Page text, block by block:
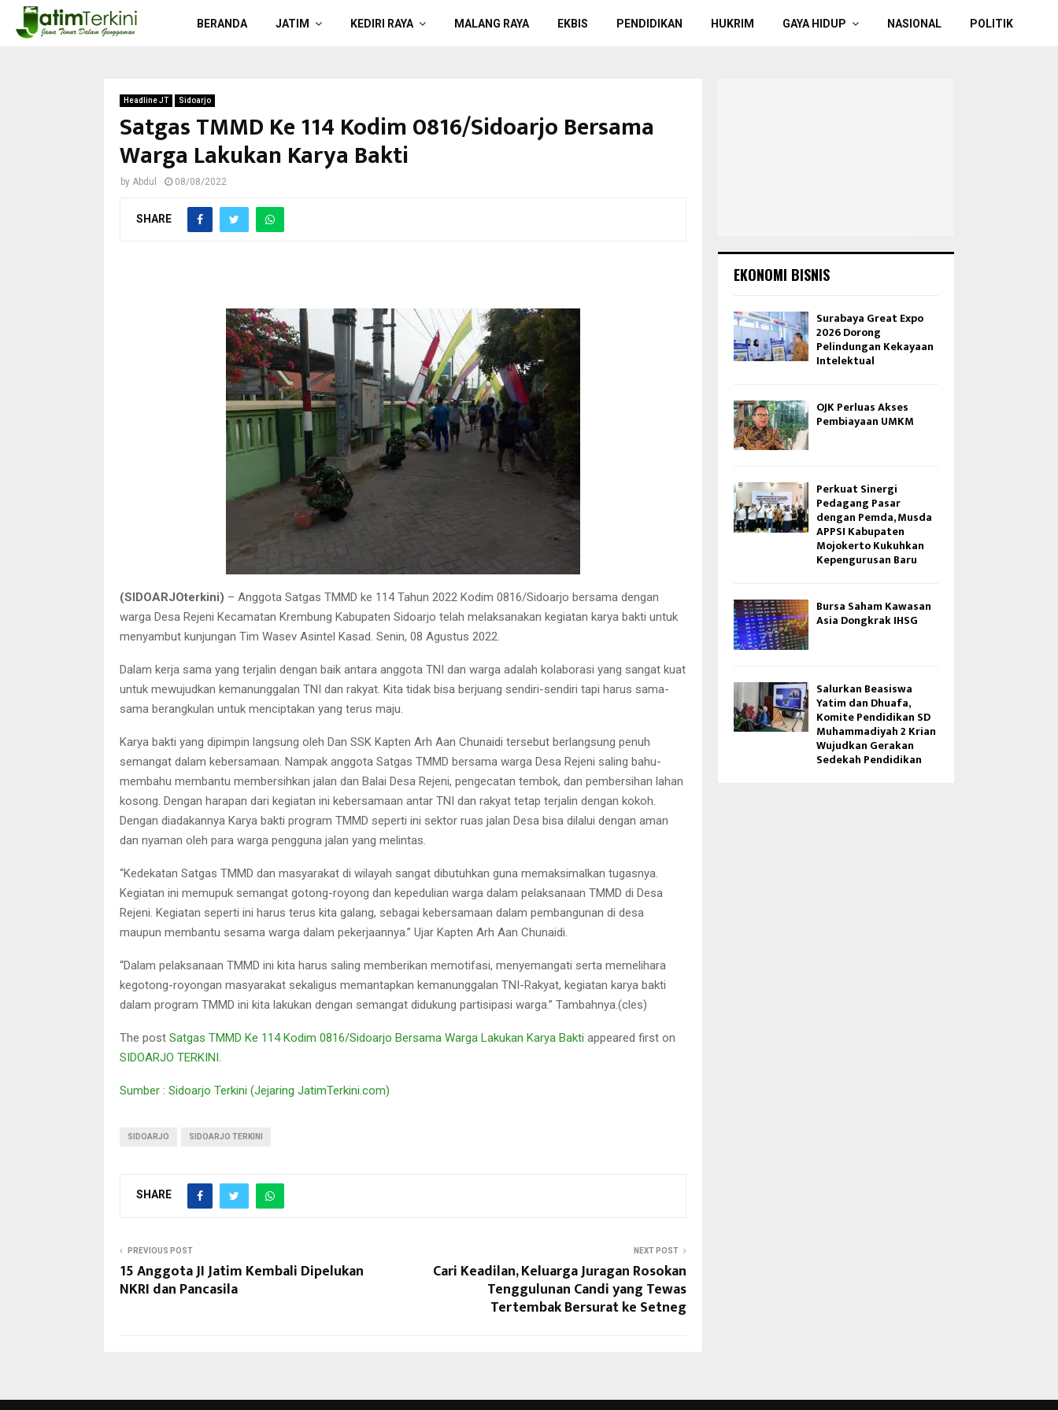
BERANDA JATIM KEDIRI RAYA MALANG RAYA EKBIS PENDIDIKAN HUKRIM GAYA HIDUP NASIONAL POLITIK
Headline JT Sidoarjo
Satgas TMMD Ke 114 Kodim 0816/Sidoarjo Bersama
Warga Lakukan Karya Bakti
by Abdul 08/08/2022
SHARE
(SIDOARJOterkini) – Anggota Satgas TMMD ke 114 Tahun 2022 Kodim 0816/Sidoarjo bersama dengan
warga Desa Rejeni Kecamatan Krembung Kabupaten Sidoarjo telah melaksanakan kegiatan karya bakti untuk
menyambut kunjungan Tim Wasev Asintel Kasad. Senin, 08 Agustus 2022.
Dalam kerja sama yang terjalin dengan baik antara anggota TNI dan warga adalah kolaborasi yang sangat kuat
untuk mewujudkan kemanunggalan TNI dan rakyat. Kita tidak bisa berjuang sendiri-sendiri tapi harus sama-
sama berangkulan untuk menciptakan yang terus maju.
Karya bakti yang dipimpin langsung oleh Dan SSK Kapten Arh Aan Chunaidi tersebut berlangsung penuh
semangat dalam kebersamaan. Nampak anggota Satgas TMMD bersama warga Desa Rejeni saling bahu-
membahu membantu membersihkan jalan dan Balai Desa Rejeni, pengecatan tembok, dan pembersihan lahan
kosong. Dengan harapan dari kegiatan ini kebersamaan antar TNI dan rakyat tetap terjalin dengan kokoh.
Dengan diadakannya Karya bakti program TMMD seperti ini sektor ruas jalan Desa bisa dilalui dengan aman
dan nyaman oleh para warga pengguna jalan yang melintas.
“Kedekatan Satgas TMMD dan masyarakat di wilayah sangat dibutuhkan guna memaksimalkan tugasnya.
Kegiatan ini memupuk semangat gotong-royong dan kepedulian warga dalam pelaksanaan TMMD di Desa
Rejeni. Kegiatan seperti ini harus terus kita galang, sebagai kebersamaan dalam pembangunan di desa
maupun membantu sesama warga dalam pekerjaannya.” Ujar Kapten Arh Aan Chunaidi.
“Dalam pelaksanaan TMMD ini kita harus saling memberikan memotifasi, menyemangati serta memelihara
kegotong-royongan masyarakat sekaligus memantapkan kemanunggalan TNI-Rakyat, kegiatan karya bakti
dalam program TMMD ini kita lakukan dengan semangat didukung partisipasi warga.” Tambahnya.(cles)
The post Satgas TMMD Ke 114 Kodim 0816/Sidoarjo Bersama Warga Lakukan Karya Bakti appeared first on
SIDOARJO TERKINI
Sumber : Sidoarjo Terkini (Jejaring JatimTerkini.com)
SIDOARJO SIDOARJO TERKINI
SHARE
PREVIOUS POST
15 Anggota JI Jatim Kembali Dipelukan
NKRI dan Pancasila
NEXT POST
Cari Keadilan, Keluarga Juragan Rosokan
Tenggulunan Candi yang Tewas
Tertembak Bersurat ke Setneg
EKONOMI BISNIS
Surabaya Great Expo
2026 Dorong
Pelindungan Kekayaan
Intelektual
OJK Perluas Akses
Pembiayaan UMKM
Perkuat Sinergi
Pedagang Pasar
dengan Pemda, Musda
APPSI Kabupaten
Mojokerto Kukuhkan
Kepengurusan Baru
Bursa Saham Kawasan
Asia Dongkrak IHSG
Salurkan Beasiswa
Yatim dan Dhuafa,
Komite Pendidikan SD
Muhammadiyah 2 Krian
Wujudkan Gerakan
Sedekah Pendidikan